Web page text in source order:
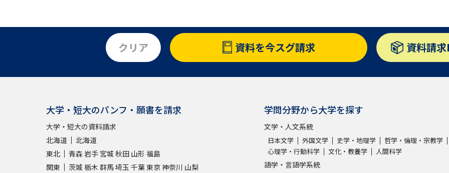
クリア 資料を今スグ請求 資料請
大学・短大のパンフ・願書を請求
大学・短大の資料請求
北海道
北海道
東北
青森 岩手 宮城 秋田 山形 福島
関東
茨城 栃木 群馬埼玉 千葉東京神奈川 山梨
学問分野から大学を探す
文学・人文系統
日本文学 外国文学 史学・地理学
哲学・倫理・宗教学
心理学・行動科学
文化・教養学 人間科学
語学・言語学系統